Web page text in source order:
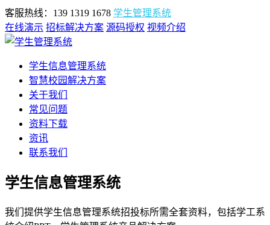
客服热线：139 1319 1678 学生管理系统
在线演示 招标解决方案 源码授权 视频介绍
学生信息管理系统
智慧校园解决方案
关于我们
常见问题
资料下载
资讯
联系我们
学生信息管理系统
我们提供学生信息管理系统招投标所需全套资料，包括学工系